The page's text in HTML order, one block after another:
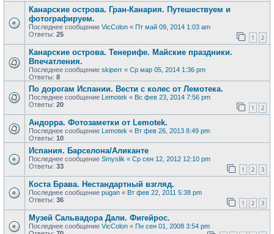
Канарские острова. Гран-Канария. Путешествуем и
фотографируем.
Последнее сообщение VicColon « Пт май 09, 2014 1:03 am
Ответы: 25 1 2
Канарские острова. Тенерифе. Майские праздники.
Впечатления.
Последнее сообщение skiperr « Ср мар 05, 2014 1:36 pm
Ответы: 8
По дорогам Испании. Вести с колес от Лемотека.
Последнее сообщение Lemotek « Вс фев 23, 2014 7:56 pm
Ответы: 20 1 2
Андорра. Фотозаметки от Lemotek.
Последнее сообщение Lemotek « Вт фев 26, 2013 8:49 pm
Ответы: 10
Испания. Барселона/Аликанте
Последнее сообщение Smyslik « Ср сен 12, 2012 12:10 pm
Ответы: 33 1 2 3
Коста Брава. Нестандартный взгляд.
Последнее сообщение pugan « Вт фев 22, 2011 5:38 pm
Ответы: 36 1 2 3
Музей Сальвадора Дали. Фигейрос.
Последнее сообщение VicColon « Пн сен 01, 2008 3:54 pm